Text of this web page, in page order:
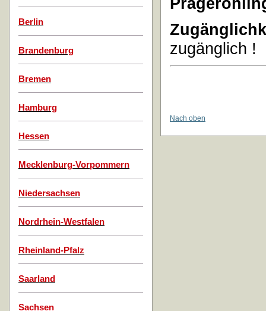
Berlin
Brandenburg
Bremen
Hamburg
Hessen
Mecklenburg-Vorpommern
Niedersachsen
Nordrhein-Westfalen
Rheinland-Pfalz
Saarland
Sachsen
zugänglich !
Nach oben